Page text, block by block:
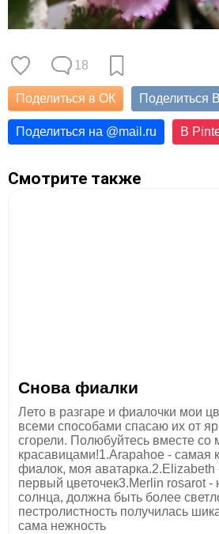
18
Поделиться в ОК Поделиться
Поделиться на @mail.ru В
Смотрите также
Снова фиалки
Лето в разгаре и фиалочки мои
всеми способами спасаю их от
сгорели. Полюбуйтесь вместе со
красавицами!1.Arapahoe - самая
фиалок, моя аватарка.2.Elizabeth
первый цветочек3.Merlin rosarot -
солнца, должна быть более
пестролистность получилась
сама нежность